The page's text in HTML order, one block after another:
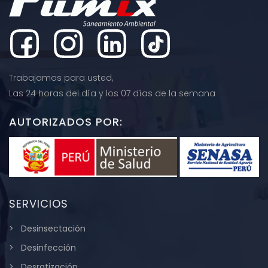
Trabajamos para usted,
Las 24 horas del día y los 07 días de la semana
AUTORIZADOS POR:
SERVICIOS
Desinsectación
Desinfección